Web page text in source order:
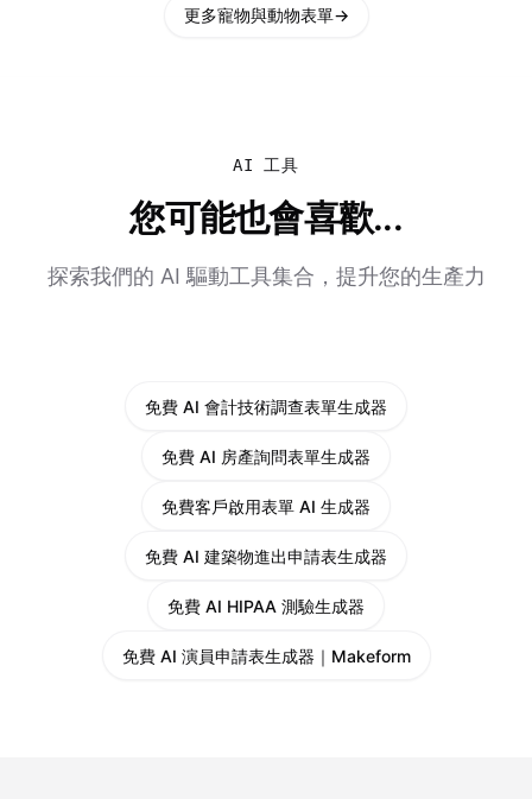
更多寵物與動物表單→
AI 工具
您可能也會喜歡...
探索我們的 AI 驅動工具集合，提升您的生產力
免費 AI 會計技術調查表單生成器
免費 AI 房產詢問表單生成器
免費客戶啟用表單 AI 生成器
免費 AI 建築物進出申請表生成器
免費 AI HIPAA 測驗生成器
免費 AI 演員申請表生成器｜Makeform